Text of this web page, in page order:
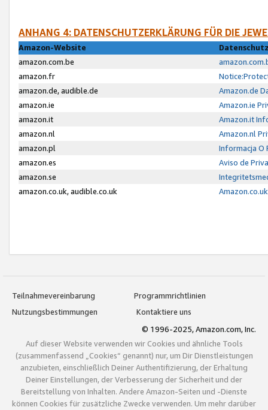
ANHANG 4: DATENSCHUTZERKLÄRUNG FÜR DIE
Amazon-Website
amazon.com.be
amazon.fr
amazon.de, audible.de
Amazon.de
amazon.ie
Amazon.ie
amazon.it
Amazon.it
amazon.nl
Amazon.nl
amazon.pl
Informacja O
amazon.es
Aviso de
amazon.se
amazon.co.uk, audible.co.uk
Teilnahmevereinbarung
Programmrichtlinien
Nutzungsbestimmungen
Kontaktiere uns
© 1996-2025, Amazon.com, Inc.
Auf dieser Website verwenden wir Cookies und ähnliche Tools
(zusammenfassend „Cookies“ genannt) nur, um Dir Dienstleistungen
anzubieten, einschließlich Deiner Authentifizierung, der Erhaltung
Deiner Einstellungen, der Verbesserung der Sicherheit und der
Bereitstellung von Inhalten. Andere Amazon-Seiten und -Dienste
können Cookies für zusätzliche Zwecke verwenden. Um mehr darüber